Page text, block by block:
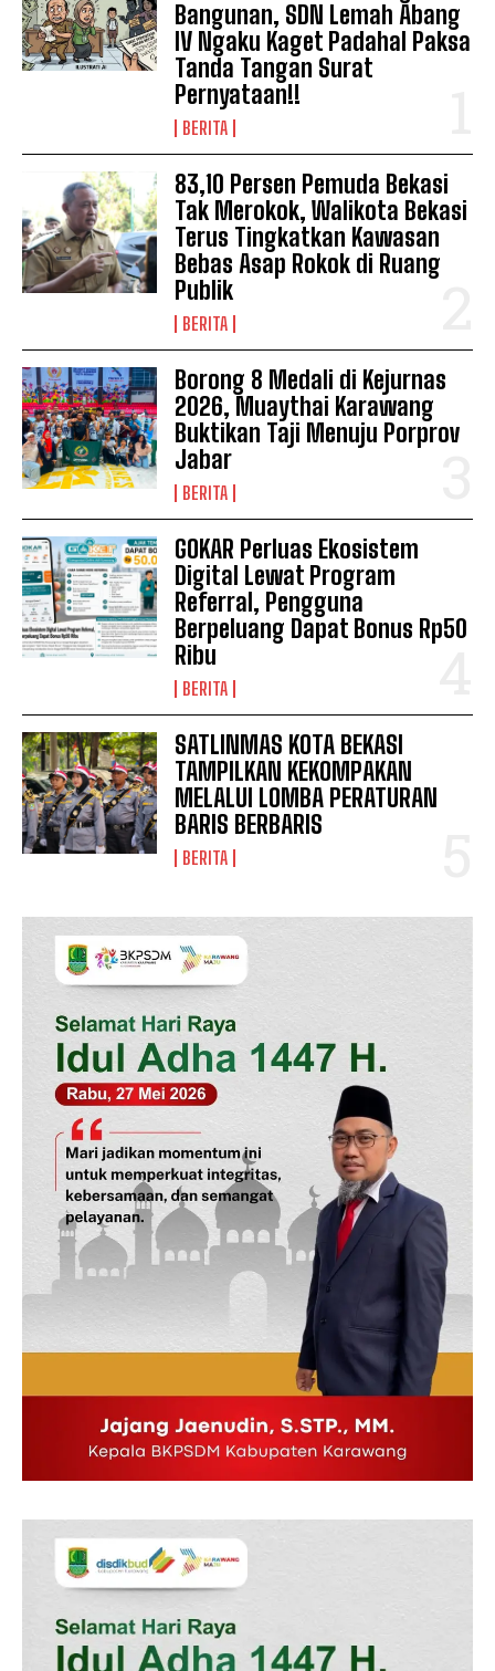
SUBSCRIBE NOW
Company
Disclaimer
Kontak Kami
Redaksi
Pedoman Media Siber
Tentang Kami
Indeks Berita
Bangunan, SDN Lemah Abang
IV Ngaku Kaget Padahal Paksa
Tanda Tangan Surat
Pernyataan!!
BERITA
83,10 Persen Pemuda Bekasi
Tak Merokok, Walikota Bekasi
Terus Tingkatkan Kawasan
Bebas Asap Rokok di Ruang
Publik
BERITA
Borong 8 Medali di Kejurnas
2026, Muaythai Karawang
Buktikan Taji Menuju Porprov
Jabar
BERITA
GOKAR Perluas Ekosistem
Digital Lewat Program
Referral, Pengguna
Berpeluang Dapat Bonus Rp50
Ribu
BERITA
SATLINMAS KOTA BEKASI
TAMPILKAN KEKOMPAKAN
MELALUI LOMBA PERATURAN
BARIS BERBARIS
BERITA